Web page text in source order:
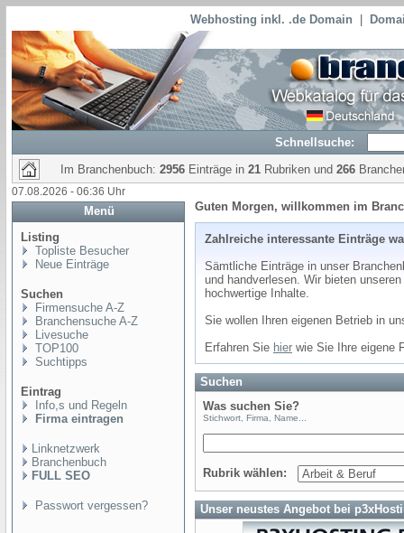
Webhosting inkl. .de Domain
Schnellsuche:
Im Branchenbuch: 2956 Einträge in 21 Rubriken und 266
07.08.2026 - 06:36 Uhr
Menü
Listing
Topliste Besucher
Neue Einträge
Suchen
Firmensuche A-Z
Branchensuche A-Z
Livesuche
TOP100
Suchtipps
Eintrag
Info,s und Regeln
Firma eintragen
Linknetzwerk
Branchenbuch
FULL SEO
Passwort vergessen?
Guten Morgen, willkommen im
Zahlreiche interessante Einträge
Sämtliche Einträge in unser
und handverlesen. Wir bieten
hochwertige Inhalte.
Sie wollen Ihren eigenen Betrieb in
Erfahren Sie hier wie Sie Ihre eigene
Suchen
Was suchen Sie?
Stichwort, Firma, Name...
Rubrik wählen:
Unser neustes Angebot bei